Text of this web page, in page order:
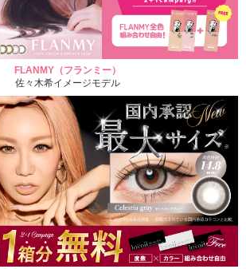
FLANMY（フランミー）
佐々木希イメージモデル